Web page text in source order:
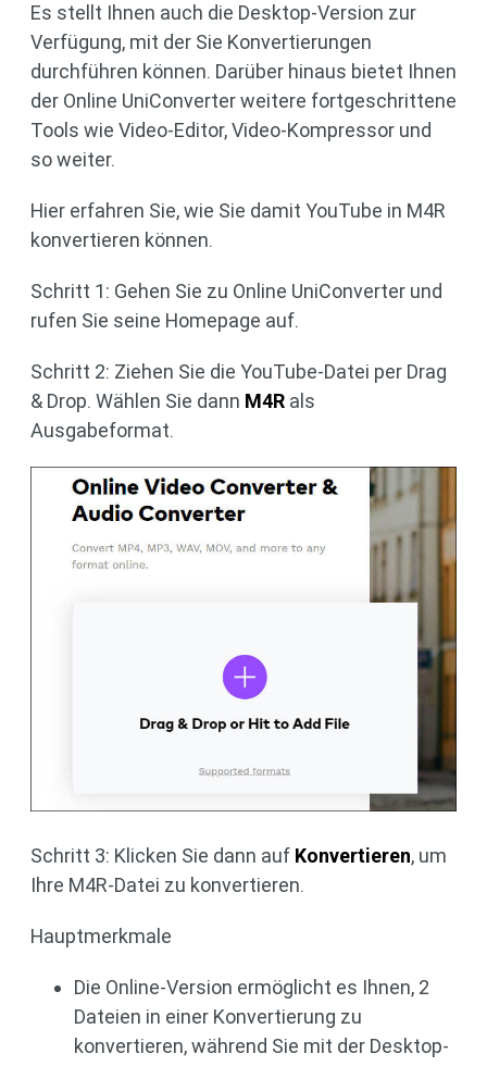
Es stellt Ihnen auch die Desktop-Version zur
Verfügung, mit der Sie Konvertierungen
durchführen können. Darüber hinaus bietet Ihnen
der Online UniConverter weitere fortgeschrittene
Tools wie Video-Editor, Video-Kompressor und
so weiter.
Hier erfahren Sie, wie Sie damit YouTube in M4R
konvertieren können.
Schritt 1: Gehen Sie zu Online UniConverter und
rufen Sie seine Homepage auf.
Schritt 2: Ziehen Sie die YouTube-Datei per Drag
& Drop. Wählen Sie dann M4R als
Ausgabeformat.
Schritt 3: Klicken Sie dann auf Konvertieren, um
Ihre M4R-Datei zu konvertieren.
Hauptmerkmale
Die Online-Version ermöglicht es Ihnen, 2
Dateien in einer Konvertierung zu
konvertieren, während Sie mit der Desktop-